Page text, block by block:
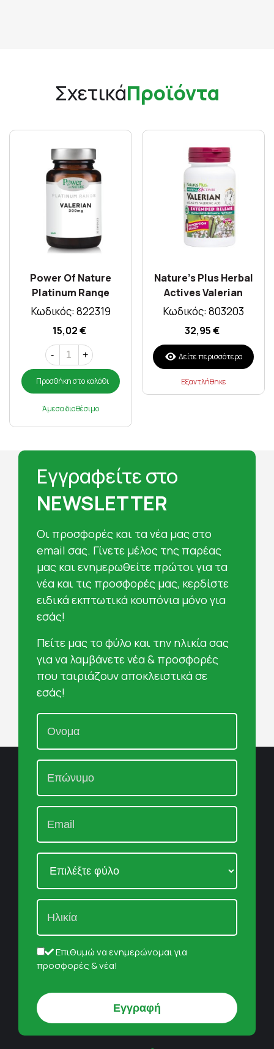
ΣχετικάΠροϊόντα
Power Of Nature
Platinum Range
Valerian 300mg x 30
Κωδικός: 822319
15,02 €
- +
Προσθήκη στο καλάθι
Άμεσα διαθέσιμο
Nature's Plus Herbal
Actives Valerian
Extended Release
Κωδικός: 803203
32,95 €
Δείτε περισσότερα
Εξαντλήθηκε
Εγγραφείτε στο
NEWSLETTER
Oι προσφορές και τα νέα μας στο
email σας. Γίνετε μέλος της παρέας
μας και ενημερωθείτε πρώτοι για τα
νέα και τις προσφορές μας, κερδίστε
ειδικά εκπτωτικά κουπόνια μόνο για
εσάς!
Πείτε μας το φύλο και την ηλικία σας
για να λαμβάνετε νέα & προσφορές
που ταιριάζουν αποκλειστικά σε
εσάς!
Επιθυμώ να ενημερώνομαι για
προσφορές & νέα!